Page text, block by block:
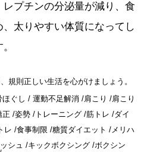
プチンの分泌量が減り、食
太りやすい体質になってし
規則正しい生活を心がけましょう。
ぐし / 運動不足解消 /肩こり /肩こり
/姿勢 /トレーニング /筋トレ /ダイ
/食事制限 /糖質ダイエット /メリハ
シュ /キックボクシング /ボクシン